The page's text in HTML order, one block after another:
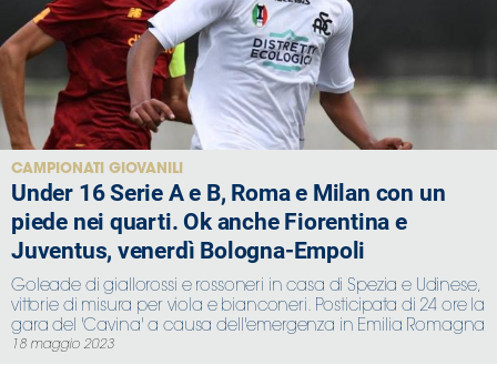
Area
Media
Contatti
Assicurazione
Social media
CAMPIONATI GIOVANILI
Under 16 Serie A e B, Roma e Milan con un
piede nei quarti. Ok anche Fiorentina e
Juventus, venerdì Bologna-Empoli
Goleade di giallorossi e rossoneri in casa di Spezia e Udinese,
vittorie di misura per viola e bianconeri. Posticipata di 24 ore la
gara del 'Cavina' a causa dell'emergenza in Emilia Romagna
18 maggio 2023